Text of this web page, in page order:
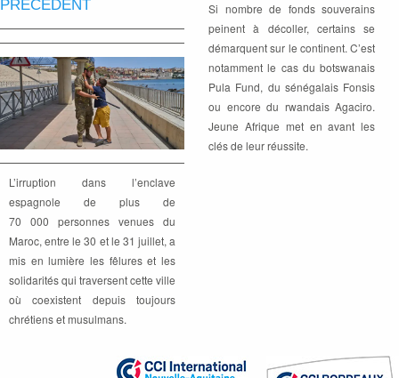
Si nombre de fonds souverains
peinent à décoller, certains se
démarquent sur le continent. C’est
notamment le cas du botswanais
Pula Fund, du sénégalais Fonsis
ou encore du rwandais Agaciro.
Jeune Afrique met en avant les
clés de leur réussite.
PRÉCÉDENT
L’irruption dans l’enclave
espagnole de plus de
70 000 personnes venues du
Maroc, entre le 30 et le 31 juillet, a
mis en lumière les fêlures et les
solidarités qui traversent cette ville
où coexistent depuis toujours
chrétiens et musulmans.